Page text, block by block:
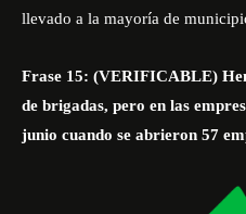
llevado a la mayoría de
Frase 15: (VERIFICABLE)
de brigadas, pero en las
junio cuando se abrieron 57